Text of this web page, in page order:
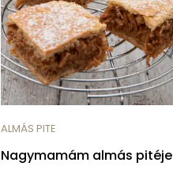
ALMÁS PITE
Nagymamám almás pitéje